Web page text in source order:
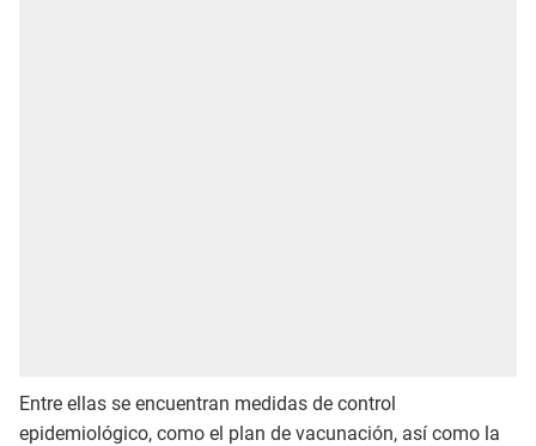
Entre ellas se encuentran medidas de control
epidemiológico, como el plan de vacunación, así como la